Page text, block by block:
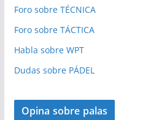
Foro sobre TÉCNICA
Foro sobre TÁCTICA
Habla sobre WPT
Dudas sobre PÁDEL
Opina sobre palas